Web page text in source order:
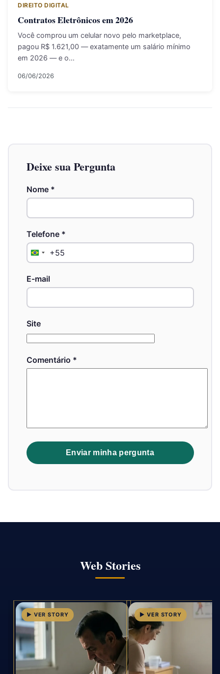
DIREITO DIGITAL
Contratos Eletrônicos em 2026
Você comprou um celular novo pelo marketplace,
pagou R$ 1.621,00 — exatamente um salário mínimo
em 2026 — e o…
06/06/2026
Deixe sua Pergunta
Nome *
Telefone *
Brazil+55
E-mail
Site
Comentário *
Web Stories